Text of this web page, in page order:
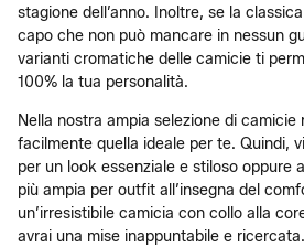
stagione dell’anno. Inoltre, se la
capo che non può mancare in nessun
varianti cromatiche delle camicie ti
100% la tua personalità.
Nella nostra ampia selezione di camicie
facilmente quella ideale per te. Quindi,
per un look essenziale e stiloso oppure
più ampia per outfit all’insegna del
un’irresistibile camicia con collo alla
avrai una mise inappuntabile e ricercata.